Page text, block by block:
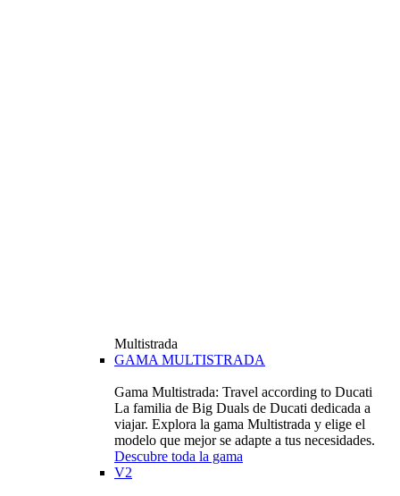
Multistrada
GAMA MULTISTRADA
Gama Multistrada: Travel according to Ducati
La familia de Big Duals de Ducati dedicada a
viajar. Explora la gama Multistrada y elige el
modelo que mejor se adapte a tus necesidades.
Descubre toda la gama
V2